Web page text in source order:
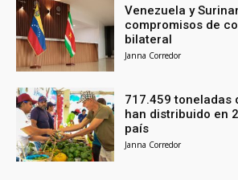
Venezuela y
compromisos de
bilateral
Janna Corredor
717.459 toneladas
han distribuido en
país
Janna Corredor